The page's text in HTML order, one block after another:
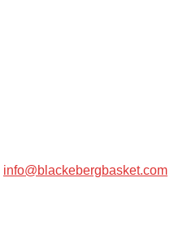
info@blackebergbasket.com